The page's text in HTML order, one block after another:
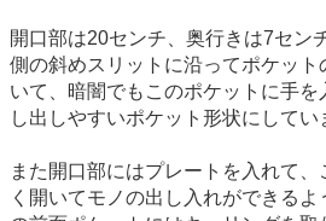
開口部は20センチ、奥行きは7セン
側の斜めスリットに沿ってポケット
いて、暗闇でもこのポケットに手
し出しやすいポケット形状にしてい
また開口部にはプレートを入れて
く開いてモノの出し入れができるよ